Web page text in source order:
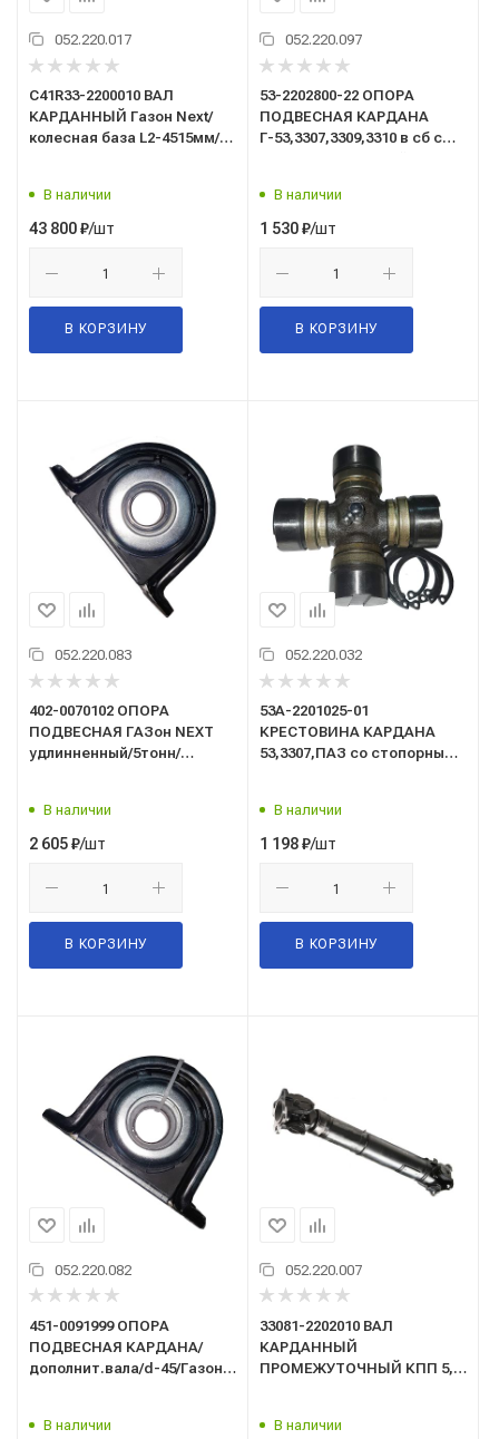
052.220.017
С41R33-2200010 ВАЛ
КАРДАННЫЙ Газон Next/
колесная база L2-4515мм/
В наличии
43 800₽/шт
В КОРЗИНУ
052.220.097
53-2202800-22 ОПОРА
ПОДВЕСНАЯ КАРДАНА
Г-53,3307,3309,3310 в сб с
В наличии
1 530₽/шт
В КОРЗИНУ
052.220.083
402-0070102 ОПОРА
ПОДВЕСНАЯ ГАЗон NEXT
удлинненный/5тонн/
В наличии
2 605₽/шт
В КОРЗИНУ
052.220.032
53А-2201025-01
КРЕСТОВИНА КАРДАНА
53,3307,ПАЗ со стопорными
В наличии
1 198₽/шт
В КОРЗИНУ
052.220.082
451-0091999 ОПОРА
ПОДВЕСНАЯ КАРДАНА/
дополнит.вала/d-45/Газон
В наличии
052.220.007
33081-2202010 ВАЛ
КАРДАННЫЙ
ПРОМЕЖУТОЧНЫЙ КПП 5,
В наличии